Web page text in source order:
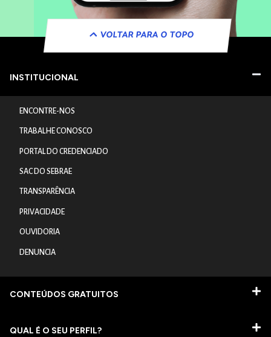
VOLTAR PARA O TOPO
INSTITUCIONAL
ENCONTRE-NOS
TRABALHE CONOSCO
PORTAL DO CREDENCIADO
SAC DO SEBRAE
TRANSPARÊNCIA
PRIVACIDADE
OUVIDORIA
DENUNCIA
CONTEÚDOS GRATUITOS
QUAL É O SEU PERFIL?